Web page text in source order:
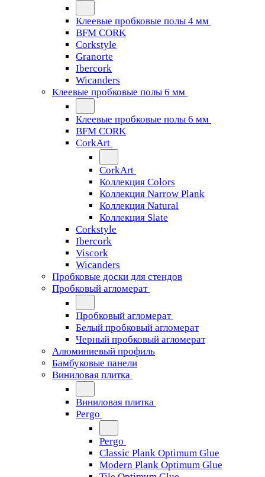
Клеевые пробковые полы 4 мм
BFM CORK
Corkstyle
Granorte
Ibercork
Wicanders
Клеевые пробковые полы 6 мм
Клеевые пробковые полы 6 мм
BFM CORK
CorkArt
CorkArt
Коллекция Colors
Коллекция Narrow Plank
Коллекция Natural
Коллекция Slate
Corkstyle
Ibercork
Viscork
Wicanders
Пробковые доски для стендов
Пробковый агломерат
Пробковый агломерат
Белый пробковый агломерат
Черный пробковый агломерат
Алюминиевый профиль
Бамбуковые панели
Виниловая плитка
Виниловая плитка
Pergo
Pergo
Classic Plank Optimum Glue
Modern Plank Optimum Glue